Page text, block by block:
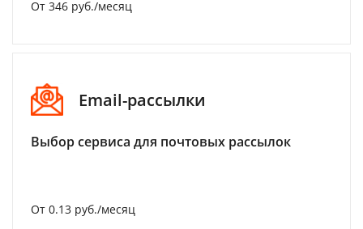
От 346 руб./месяц
Email-рассылки
Выбор сервиса для почтовых рассылок
От 0.13 руб./месяц